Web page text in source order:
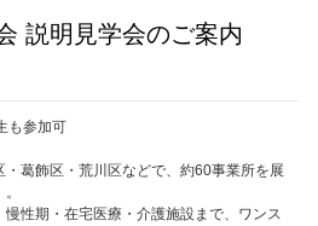
説明見学会のご案内
も参加可
・葛飾区・荒川区などで、約60事業所を展
慢性期・在宅医療・介護施設まで、ワンス